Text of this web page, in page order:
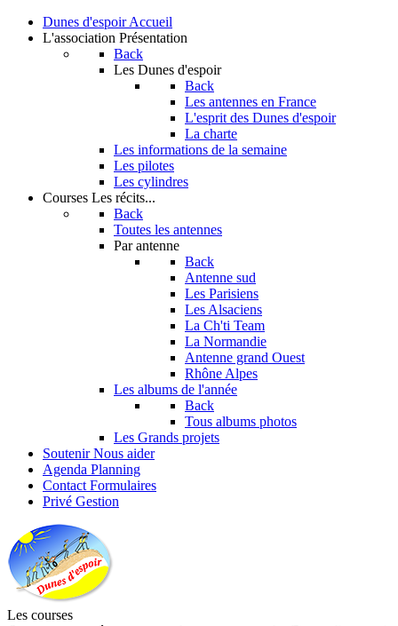
Dunes d'espoir Accueil
L'association Présentation
Back
Les Dunes d'espoir
Back
Les antennes en France
L'esprit des Dunes d'espoir
La charte
Les informations de la semaine
Les pilotes
Les cylindres
Courses Les récits...
Back
Toutes les antennes
Par antenne
Back
Antenne sud
Les Parisiens
Les Alsaciens
La Ch'ti Team
La Normandie
Antenne grand Ouest
Rhône Alpes
Les albums de l'année
Back
Tous albums photos
Les Grands projets
Soutenir Nous aider
Agenda Planning
Contact Formulaires
Privé Gestion
Les courses